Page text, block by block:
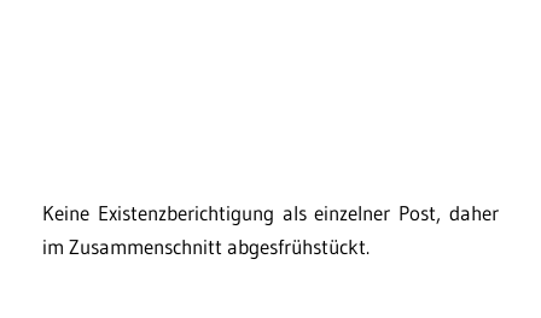
Keine Existenzberichtigung als einzelner Post, daher
im Zusammenschnitt abgesfrühstückt.